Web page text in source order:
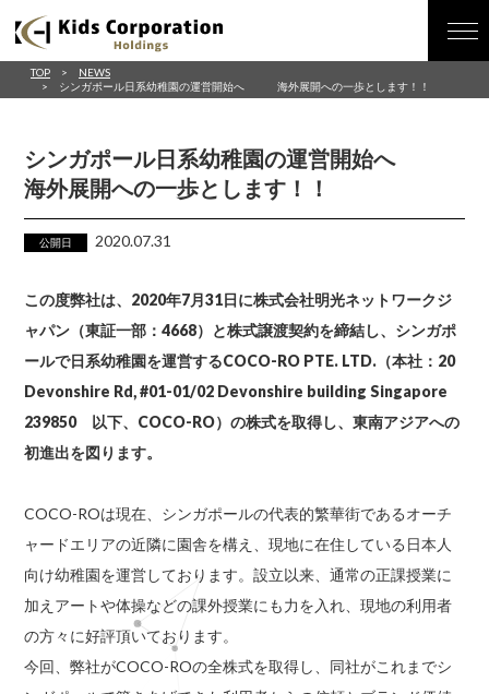
TOP
NEWS
シンガポール日系幼稚園の運営開始へ 海外展開への一歩とします！！
シンガポール日系幼稚園の運営開始へ
海外展開への一歩とします！！
公開日 2020.07.31
この度弊社は、2020年7月31日に株式会社明光ネットワークジ
ャパン（東証一部：4668）と株式譲渡契約を締結し、シンガポ
ールで日系幼稚園を運営するCOCO-RO PTE. LTD.（本社：20
Devonshire Rd, #01-01/02 Devonshire building Singapore
239850 以下、COCO-RO）の株式を取得し、東南アジアへの
初進出を図ります。
COCO-ROは現在、シンガポールの代表的繁華街であるオーチ
ャードエリアの近隣に園舎を構え、現地に在住している日本人
向け幼稚園を運営しております。設立以来、通常の正課授業に
加えアートや体操などの課外授業にも力を入れ、現地の利用者
の方々に好評頂いております。
今回、弊社がCOCO-ROの全株式を取得し、同社がこれまでシ